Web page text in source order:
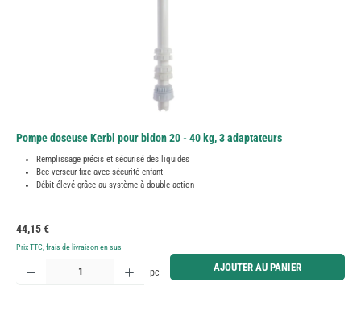
Pompe doseuse Kerbl pour bidon 20 - 40 kg, 3 adaptateurs
Remplissage précis et sécurisé des liquides
Bec verseur fixe avec sécurité enfant
Débit élevé grâce au système à double action
Prix régulier :
44,15 €
Prix TTC, frais de livraison en sus
Quantité de produit : Entrez la quantité souhaitée ou utilisez les boutons pour augmenter ou
pc AJOUTER AU PANIER